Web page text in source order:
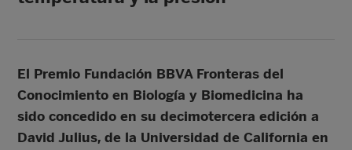
El Premio Fundación BBVA Fronteras del
Conocimiento en Biología y Biomedicina ha
sido concedido en su decimotercera edición a
David Julius, de la Universidad de California en